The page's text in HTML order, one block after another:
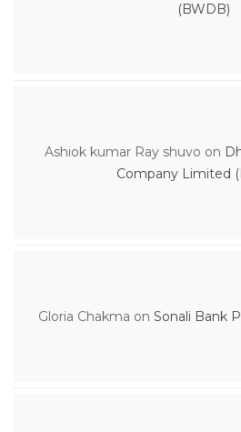
(BWDB)
Ashiok kumar Ray shuvo on
Company Limited
Gloria Chakma on Sonali Bank